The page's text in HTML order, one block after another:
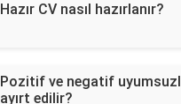
Hazır CV nasıl hazırlanır?
Pozitif ve negatif
ayırt edilir?